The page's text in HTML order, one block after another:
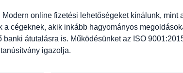
online fizetési lehetőségeket kínálunk, mint
a cégeknek, akik inkább hagyományos
átutalásra is. Működésünket az ISO
igazolja.